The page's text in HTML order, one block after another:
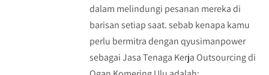
dalam melindungi pesanan mereka di
barisan setiap saat. sebab kenapa kamu
perlu bermitra dengan qyusimanpower
sebagai Jasa Tenaga Kerja Outsourcing di